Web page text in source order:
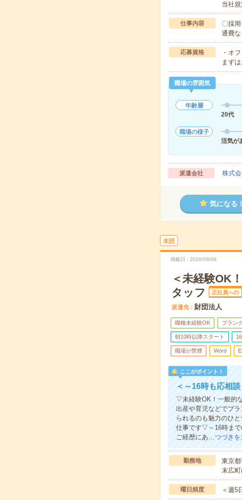
当社
仕事内容
〇採
通費
応募資格
・オ
まず
職場の雰囲気
年齢層
20代
職場の様子
活気が
派遣会社 株式
気になる！
未読
掲載日 2026/08/08
＜未経験OK
タッフ
正社員への
派遣先 財団法人
職種未経験OK ブラン
朝10時以降スタート
職場が禁煙 Word
ここがポイント！
＜～16時も応相
▽未経験OK！一般的
出産や育児などでブ
られるのも魅力のひ
仕事です▽～16時まで
ご経歴にあ…つづきを
勤務地
東京
末広
曜日頻度 ＜週5